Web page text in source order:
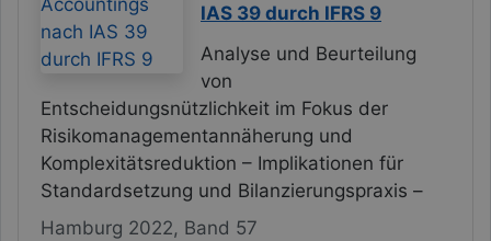
IAS 39 durch IFRS 9
Analyse und Beurteilung
von
Entscheidungsnützlichkeit im Fokus der
Risikomanagementannäherung und
Komplexitätsreduktion – Implikationen für
Standardsetzung und Bilanzierungspraxis –
Hamburg 2022, Band 57